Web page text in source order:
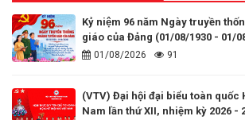
Kỷ niệm 96 năm Ngày truyền
giáo của Đảng (01/08/1930 - 01/
01/08/2026 91
(VTV) Đại hội đại biểu toàn quốc
Nam lần thứ XII, nhiệm kỳ 2026 -